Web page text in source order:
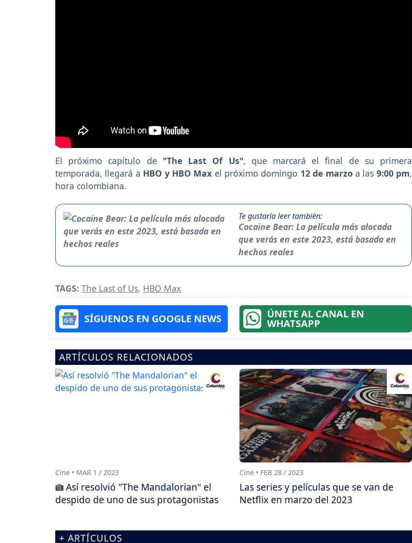
El próximo capítulo de "The Last Of Us", que marcará el final de su primera
temporada, llegará a HBO y HBO Max el próximo domingo 12 de marzo a las 9:00 pm,
hora colombiana.
Te gustaría leer también:
Cocaine Bear: La película más alocada
que verás en este 2023, está basada en
hechos reales
TAGS: The Last of Us, HBO Max
SÍGUENOS EN GOOGLE NEWS ÚNETE AL CANAL EN
WHATSAPP
ARTÍCULOS RELACIONADOS
Cine • MAR 1 / 2023
Así resolvió "The Mandalorian" el
despido de uno de sus protagonistas
Cine • FEB 28 / 2023
Las series y películas que se van de
Netflix en marzo del 2023
+ ARTÍCULOS